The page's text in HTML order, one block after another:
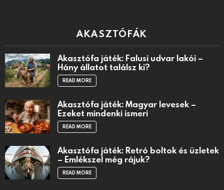
AKASZTÓFÁK
Akasztófa játék: Falusi udvar lakói –
Hány állatot találsz ki?
READ MORE
Akasztófa játék: Magyar levesek –
Ezeket mindenki ismeri
READ MORE
Akasztófa játék: Retró boltok és üzletek
– Emlékszel még rájuk?
READ MORE